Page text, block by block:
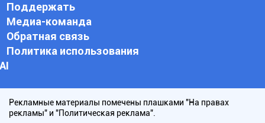
Поддержать
Медиа-команда
Обратная связь
Политика использования
АI
Рекламные материалы помечены плашками "На правах
рекламы" и "Политическая реклама".